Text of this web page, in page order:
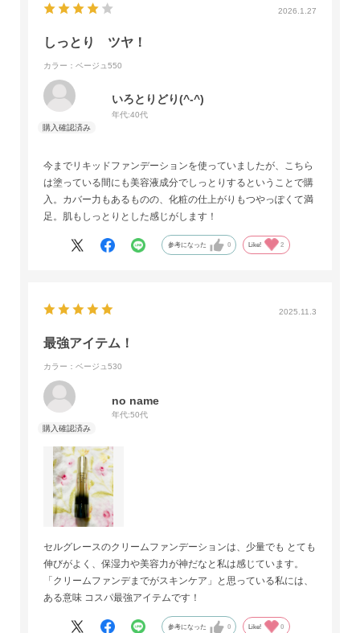
2026.1.27
しっとり ツヤ！
カラー：ベージュ550
いろとりどり(^-^)
年代:40代
今までリキッドファンデーションを使っていましたが、こちら
は塗っている間にも美容液成分でしっとりするということで購
入。カバー力もあるものの、化粧の仕上がりもつやっぽくて満
足。肌もしっとりとした感じがします！
参考になった 0 Like! 2
2025.11.3
最強アイテム！
カラー：ベージュ530
no name
年代:50代
セルグレースのクリームファンデーションは、少量でも とても
伸びがよく、保湿力や美容力が神だなと私は感じています。
「クリームファンデまでがスキンケア」と思っている私には、
ある意味 コスパ最強アイテムです！
参考になった 0 Like! 0